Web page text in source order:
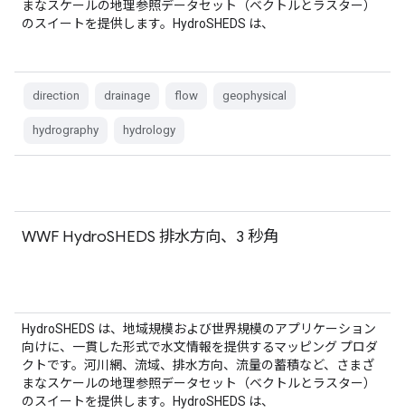
まなスケールの地理参照データセット（ベクトルとラスター）
のスイートを提供します。HydroSHEDS は、
direction drainage flow geophysical
hydrography hydrology
WWF HydroSHEDS 排水方向、3 秒角
HydroSHEDS は、地域規模および世界規模のアプリケーション
向けに、一貫した形式で水文情報を提供するマッピング プロダ
クトです。河川網、流域、排水方向、流量の蓄積など、さまざ
まなスケールの地理参照データセット（ベクトルとラスター）
のスイートを提供します。HydroSHEDS は、